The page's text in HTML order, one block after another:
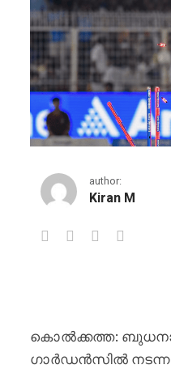
author:
Kiran M
കൊൽക്കത്ത:
ഗാർഡൻസിൽ